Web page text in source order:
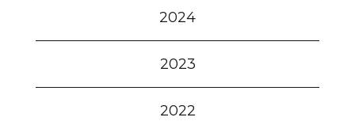
2024
2023
2022